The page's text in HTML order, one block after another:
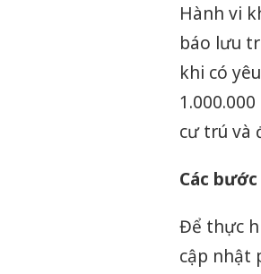
Hành vi
báo lưu
khi có
cư trú và
Các
Để thực
cập nhật